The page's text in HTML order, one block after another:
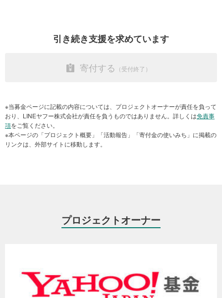
のために活用させていただきます。
いておりません。
（令和6年9月25日 加筆修正）
引き続き支援を求めています
寄付する
※当募金ページに記載の内容については、プロジェクトオーナーが責任を負って
おり、LINEヤフー株式会社が責任を負うものではありません。詳しくは免責事
項をご覧ください。
※本ページの「プロジェクト概要」「活動報告」「寄付金の使いみち」に掲載の
リンクは、外部サイトに移動します。
プロジェクトオーナー